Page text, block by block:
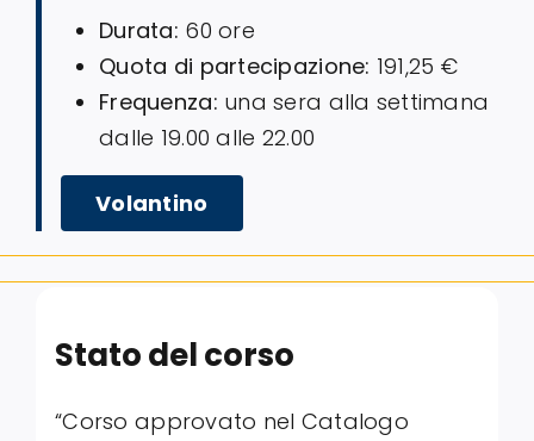
Durata: 60 ore
Quota di partecipazione: 191,25 €
Frequenza: una sera alla settimana
dalle 19.00 alle 22.00
Volantino
Stato del corso
“Corso approvato nel Catalogo